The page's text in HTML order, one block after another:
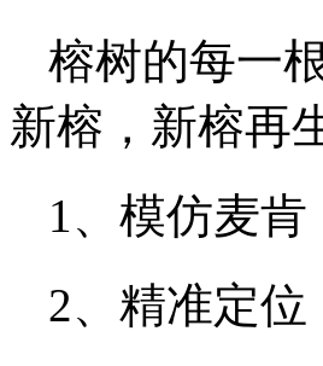
榕树的每一
新榕，新榕再
1、模仿麦
2、精准定